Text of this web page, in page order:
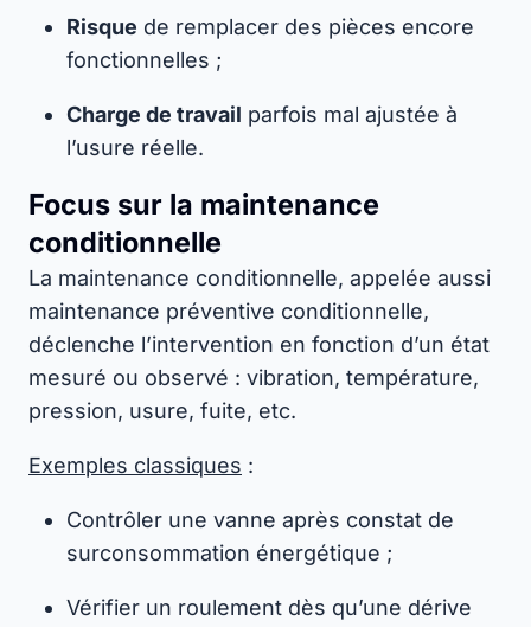
Risque de remplacer des pièces encore
fonctionnelles ;
Charge de travail parfois mal ajustée à
l’usure réelle.
Focus sur la maintenance
conditionnelle
La maintenance conditionnelle, appelée aussi
maintenance préventive conditionnelle,
déclenche l’intervention en fonction d’un état
mesuré ou observé : vibration, température,
pression, usure, fuite, etc.
Exemples classiques :
Contrôler une vanne après constat de
surconsommation énergétique ;
Vérifier un roulement dès qu’une dérive